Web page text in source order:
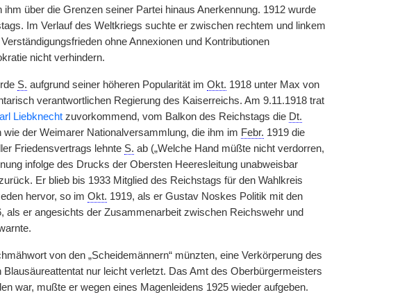
über die Grenzen seiner Partei hinaus Anerkennung. 1912 wurde
Im Verlauf des Weltkriegs suchte er zwischen rechtem und linkem
ohne Annexionen und Kontributionen
nicht verhindern.
S. aufgrund seiner höheren Popularität im Okt. 1918 unter Max von
verantwortlichen Regierung des Kaiserreichs. Am 9.11.1918 trat
Liebknechtzuvorkommend, vom Balkon des Reichstags die Dt.
der Weimarer Nationalversammlung, die ihm im Febr. 1919 die
Friedensvertrags lehnte S. ab („Welche Hand müßte nicht verdorren,
infolge des Drucks der Obersten Heeresleitung unabweisbar
Er blieb bis 1933 Mitglied des Reichstags für den Wahlkreis
hervor, so im Okt. 1919, als er Gustav Noskes Politik mit den
als er angesichts der Zusammenarbeit zwischen Reichswehr und
von den „Scheidemännern“ münzten, eine Verkörperung des
nur leicht verletzt. Das Amt des Oberbürgermeisters
war, mußte er wegen eines Magenleidens 1925 wieder aufgeben.